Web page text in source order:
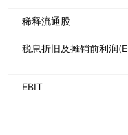
稀释流通股
税息折旧及摊销前利润
EBIT